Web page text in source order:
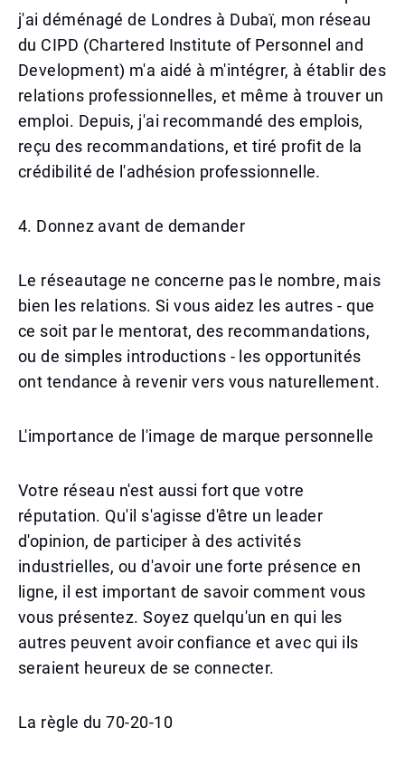
j'ai déménagé de Londres à Dubaï, mon réseau
du CIPD (Chartered Institute of Personnel and
Development) m'a aidé à m'intégrer, à établir des
relations professionnelles, et même à trouver un
emploi. Depuis, j'ai recommandé des emplois,
reçu des recommandations, et tiré profit de la
crédibilité de l'adhésion professionnelle.
4. Donnez avant de demander
Le réseautage ne concerne pas le nombre, mais
bien les relations. Si vous aidez les autres - que
ce soit par le mentorat, des recommandations,
ou de simples introductions - les opportunités
ont tendance à revenir vers vous naturellement.
L'importance de l'image de marque personnelle
Votre réseau n'est aussi fort que votre
réputation. Qu'il s'agisse d'être un leader
d'opinion, de participer à des activités
industrielles, ou d'avoir une forte présence en
ligne, il est important de savoir comment vous
vous présentez. Soyez quelqu'un en qui les
autres peuvent avoir confiance et avec qui ils
seraient heureux de se connecter.
La règle du 70-20-10